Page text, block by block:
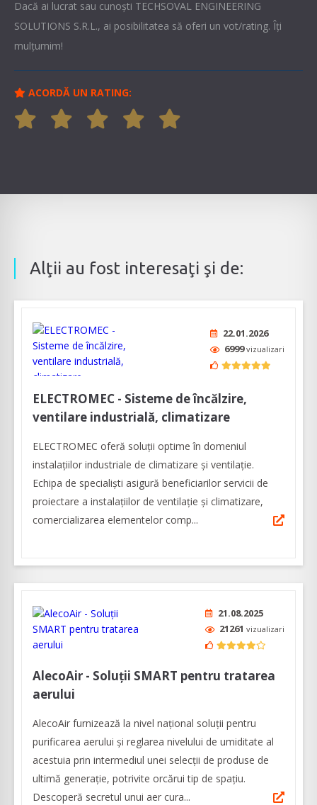
Dacă ai lucrat sau cunoşti TECHSOVAL ENGINEERING
SOLUTIONS S.R.L., ai posibilitatea să oferi un vot/rating. Îți
mulțumim!
ACORDĂ UN RATING:
Alţii au fost interesaţi şi de:
22.01.2026
6999vizualizari
ELECTROMEC - Sisteme de încălzire,
ventilare industrială, climatizare
ELECTROMEC oferă soluții optime în domeniul
instalațiilor industriale de climatizare și ventilație.
Echipa de specialiști asigură beneficiarilor servicii de
proiectare a instalațiilor de ventilație și climatizare,
comercializarea elementelor comp...
21.08.2025
21261 vizualizari
AlecoAir - Soluții SMART pentru tratarea
aerului
AlecoAir furnizează la nivel național soluții pentru
purificarea aerului și reglarea nivelului de umiditate al
acestuia prin intermediul unei selecţii de produse de
ultimă generaţie, potrivite orcărui tip de spaţiu.
Descoperă secretul unui aer cura...